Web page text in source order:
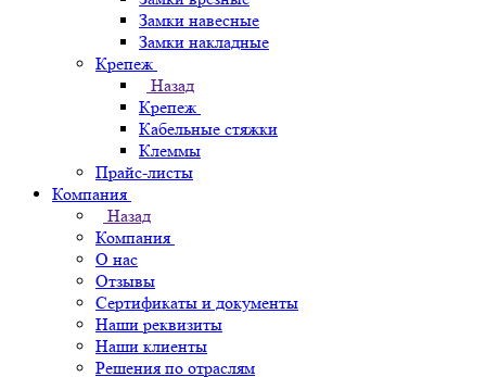
Замки навесные
Замки накладные
Крепеж
Назад
Крепеж
Кабельные стяжки
Клеммы
Прайс-листы
Компания
Назад
Компания
О нас
Отзывы
Сертификаты и документы
Наши реквизиты
Наши клиенты
Решения по отраслям